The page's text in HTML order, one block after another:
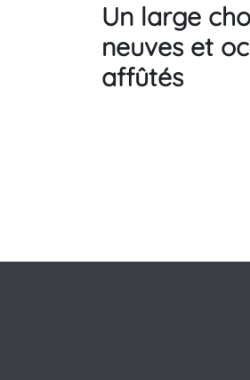
Un large
neuves et
affûtés